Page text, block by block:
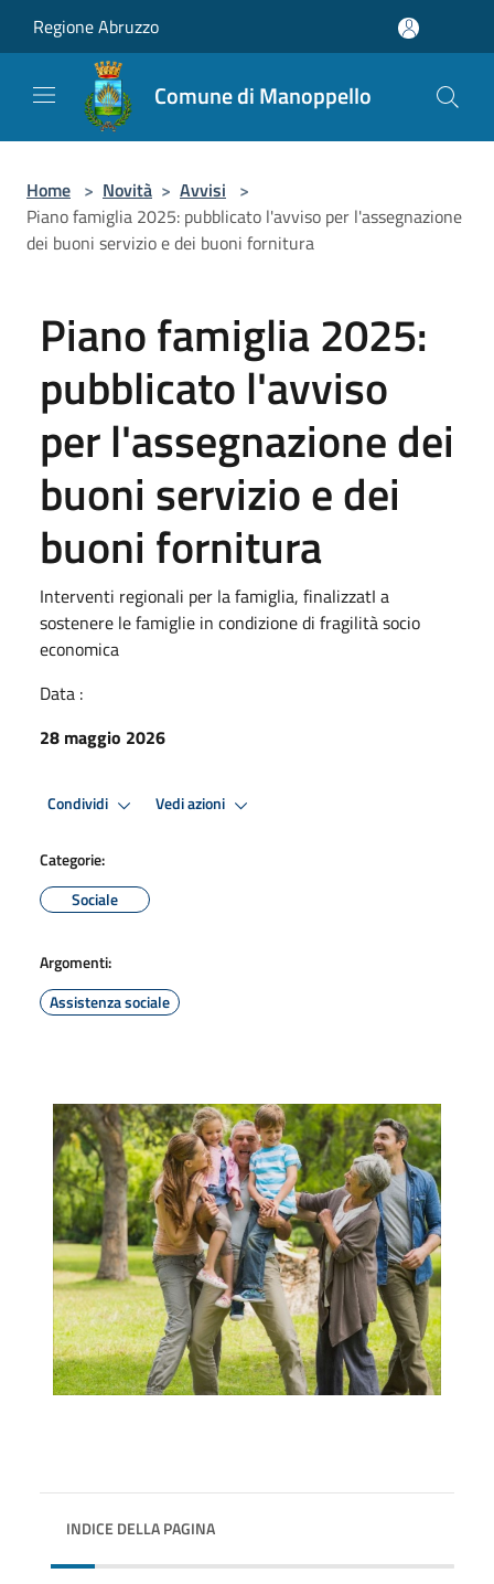
Regione Abruzzo
Comune di Manoppello
Home > Novità > Avvisi >
Piano famiglia 2025: pubblicato l'avviso per l'assegnazione
dei buoni servizio e dei buoni fornitura
Piano famiglia 2025:
pubblicato l'avviso
per l'assegnazione dei
buoni servizio e dei
buoni fornitura
Interventi regionali per la famiglia, finalizzatI a
sostenere le famiglie in condizione di fragilità socio
economica
Data :
28 maggio 2026
Condividi Vedi azioni
Categorie:
Sociale
Argomenti:
Assistenza sociale
INDICE DELLA PAGINA